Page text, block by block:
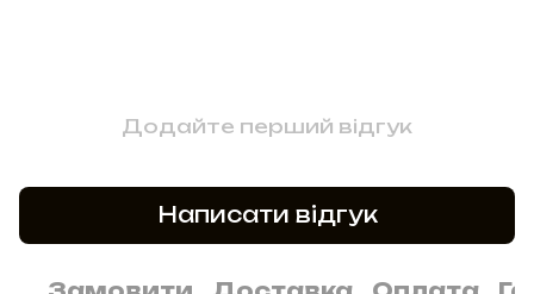
Додайте перший відгук
Написати відгук